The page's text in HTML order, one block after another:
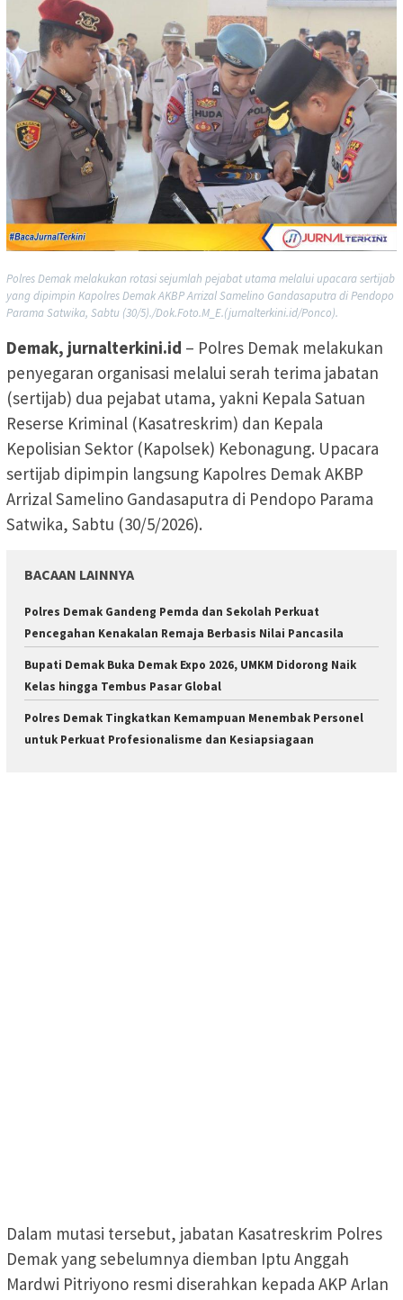
Polres Demak melakukan rotasi sejumlah pejabat utama melalui upacara sertijab
yang dipimpin Kapolres Demak AKBP Arrizal Samelino Gandasaputra di Pendopo
Parama Satwika, Sabtu (30/5)./Dok.Foto.M_E.(jurnalterkini.id/Ponco).
Demak, jurnalterkini.id – Polres Demak melakukan
penyegaran organisasi melalui serah terima jabatan
(sertijab) dua pejabat utama, yakni Kepala Satuan
Reserse Kriminal (Kasatreskrim) dan Kepala
Kepolisian Sektor (Kapolsek) Kebonagung. Upacara
sertijab dipimpin langsung Kapolres Demak AKBP
Arrizal Samelino Gandasaputra di Pendopo Parama
Satwika, Sabtu (30/5/2026).
BACAAN LAINNYA
Polres Demak Gandeng Pemda dan Sekolah Perkuat
Pencegahan Kenakalan Remaja Berbasis Nilai Pancasila
Bupati Demak Buka Demak Expo 2026, UMKM Didorong Naik
Kelas hingga Tembus Pasar Global
Polres Demak Tingkatkan Kemampuan Menembak Personel
untuk Perkuat Profesionalisme dan Kesiapsiagaan
Dalam mutasi tersebut, jabatan Kasatreskrim Polres
Demak yang sebelumnya diemban Iptu Anggah
Mardwi Pitriyono resmi diserahkan kepada AKP Arlan